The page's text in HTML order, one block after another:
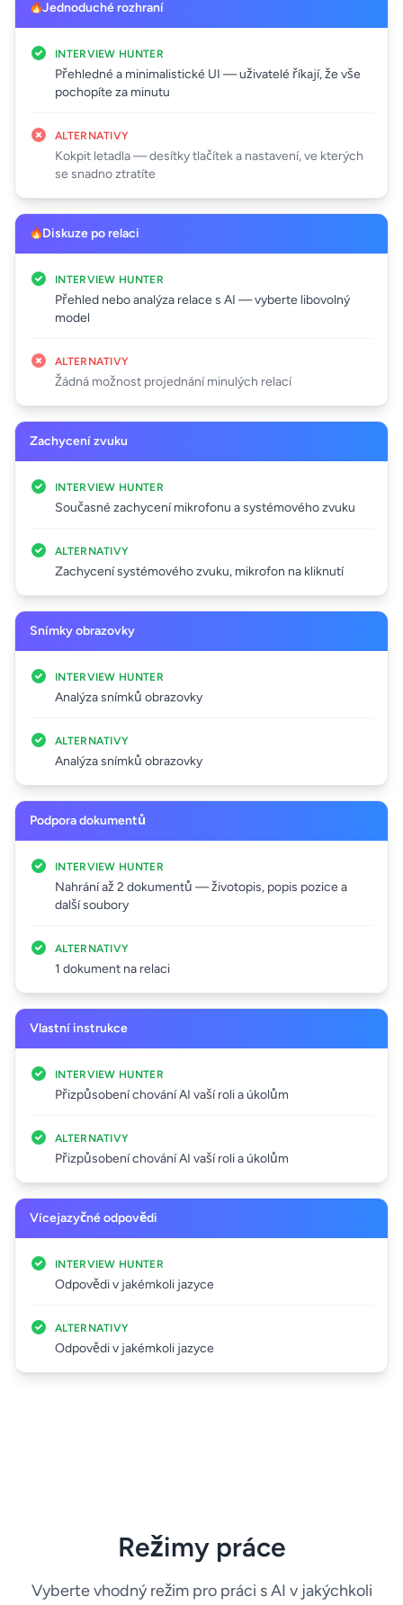
Jednoduché rozhraní
INTERVIEW HUNTER
Přehledné a minimalistické UI — uživatelé říkají, že vše
pochopíte za minutu
ALTERNATIVY
Kokpit letadla — desítky tlačítek a nastavení, ve kterých
se snadno ztratíte
Diskuze po relaci
INTERVIEW HUNTER
Přehled nebo analýza relace s AI — vyberte libovolný
model
ALTERNATIVY
Žádná možnost projednání minulých relací
Zachycení zvuku
INTERVIEW HUNTER
Současné zachycení mikrofonu a systémového zvuku
ALTERNATIVY
Zachycení systémového zvuku, mikrofon na kliknutí
Snímky obrazovky
INTERVIEW HUNTER
Analýza snímků obrazovky
ALTERNATIVY
Analýza snímků obrazovky
Podpora dokumentů
INTERVIEW HUNTER
Nahrání až 2 dokumentů — životopis, popis pozice a
další soubory
ALTERNATIVY
1 dokument na relaci
Vlastní instrukce
INTERVIEW HUNTER
Přizpůsobení chování AI vaší roli a úkolům
ALTERNATIVY
Přizpůsobení chování AI vaší roli a úkolům
Vícejazyčné odpovědi
INTERVIEW HUNTER
Odpovědi v jakémkoli jazyce
ALTERNATIVY
Odpovědi v jakémkoli jazyce
Režimy práce
Vyberte vhodný režim pro práci s AI v jakýchkoli